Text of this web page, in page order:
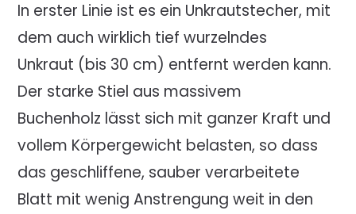
In erster Linie ist es ein Unkrautstecher, mit
dem auch wirklich tief wurzelndes
Unkraut (bis 30 cm) entfernt werden kann.
Der starke Stiel aus massivem
Buchenholz lässt sich mit ganzer Kraft und
vollem Körpergewicht belasten, so dass
das geschliffene, sauber verarbeitete
Blatt mit wenig Anstrengung weit in den